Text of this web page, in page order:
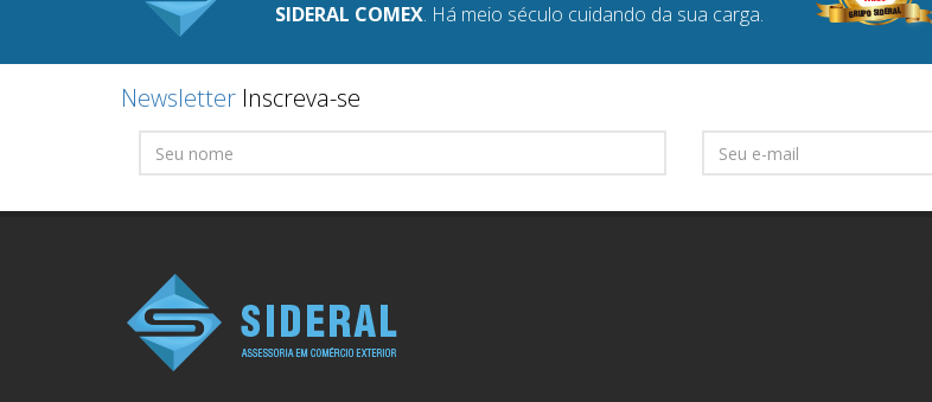
SIDERAL COMEX. Há meio século cuidando da sua carga.
Newsletter Inscreva-se